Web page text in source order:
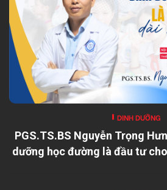
DINH DƯỠNG
PGS.TS.BS Nguyễn Trọng